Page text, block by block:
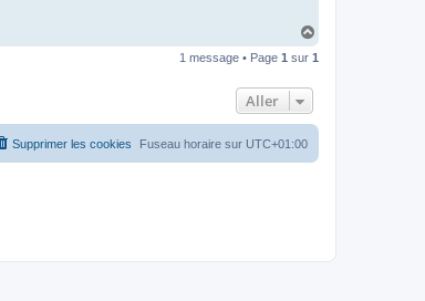
u
1 message • Page 1 sur 1
Aller
Fuseau horaire sur UTC+01:00
Supprimer les cookies